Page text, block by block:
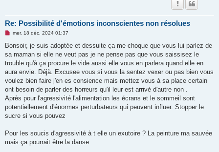
Re: Possibilité d'émotions inconscientes non résolues
M
s
a
g
n
o
l
u
mer. 18 déc. 2024 01:37
Bonsoir, je suis adoptée et dessuite ça me choque que vous lui parlez de
sa maman si elle ne veut pas je ne pense pas que vous saissisez le
trouble qu'à ça procure le vide aussi elle vous en parlera quand elle en
aura envie. Déjà. Excusee vous si vous la sentez vexer ou pas bien vous
voulez bien faire j'en es consience mais mettez vous à sa place certain
ont besoin de parler des horreurs qu'il leur est arrivé d'autre non .
Après pour l'agressivité l'alimentation les écrans et le sommeil sont
potentiellement d'énormes perturbateurs qui peuvent influer. Stopper le
sucre si vous pouvez
Pour les soucis d'agressivité à t elle un exutoire ? La peinture ma sauvée
mais ça pourrait être la danse